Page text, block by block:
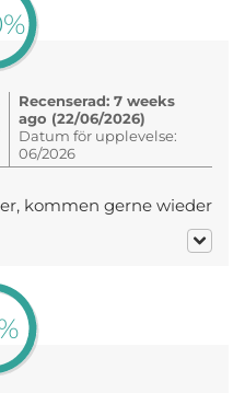
Recenserad: 7 weeks
ago (22/06/2026)
Datum för upplevelse:
06/2026
kommen gerne wieder